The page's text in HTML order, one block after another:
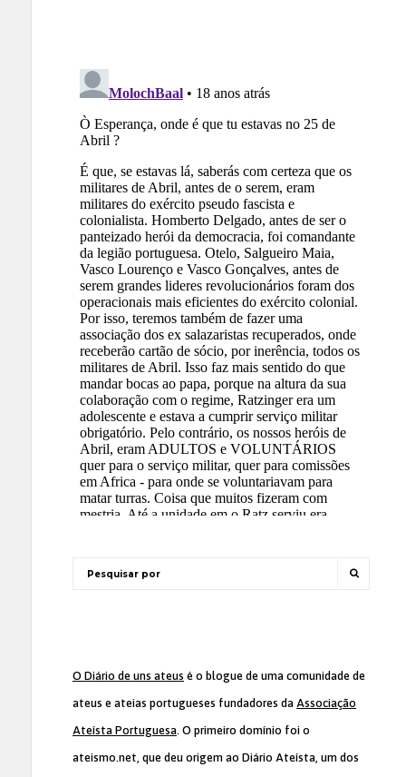
O Diário de uns ateus é o blogue de uma comunidade de
ateus e ateias portugueses fundadores da Associação
Ateísta Portuguesa. O primeiro domínio foi o
ateismo.net, que deu origem ao Diário Ateísta, um dos